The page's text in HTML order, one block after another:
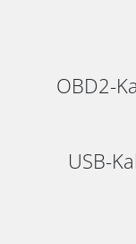
OBD2-
USB-